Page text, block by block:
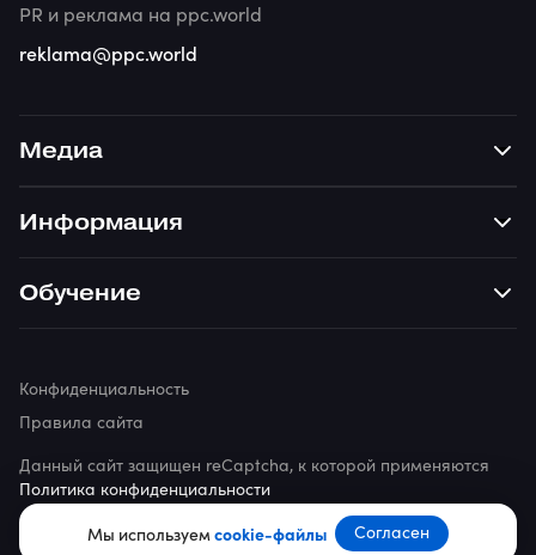
Мы используемcookie-файлы Согласен
Медиа
Информация
Обучение
PR и реклама на ppc.world
reklama@ppc.world
© 2026 ppc.world
Данный сайт защищен reCaptcha, к которой применяются
Политика конфиденциальности
Конфиденциальность
Правила сайта